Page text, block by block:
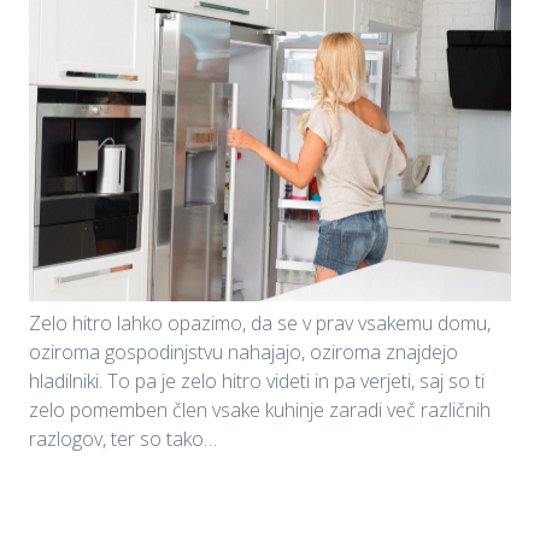
Zelo hitro lahko opazimo, da se v prav vsakemu domu,
oziroma gospodinjstvu nahajajo, oziroma znajdejo
hladilniki. To pa je zelo hitro videti in pa verjeti, saj so ti
zelo pomemben člen vsake kuhinje zaradi več različnih
razlogov, ter so tako…